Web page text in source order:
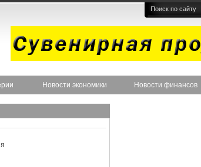
Новости экономики Новости финансов